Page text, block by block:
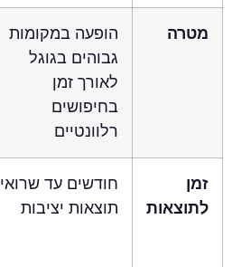
מטרה
הופעה במקומות
גבוהים בגוגל
לאורך זמן
בחיפושים
רלוונטיים
זמן
לתוצאות
חודשים עד שרואים
תוצאות יציבות